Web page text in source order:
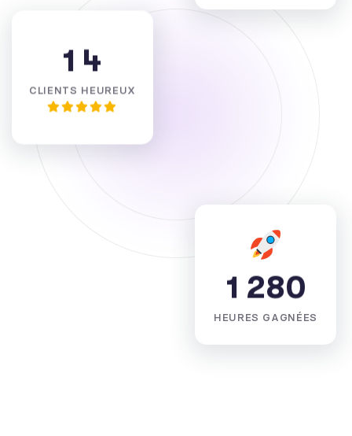
1 280
HEURES GAGNÉES
1 4
CLIENTS HEUREUX